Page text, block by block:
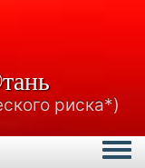
риска*)